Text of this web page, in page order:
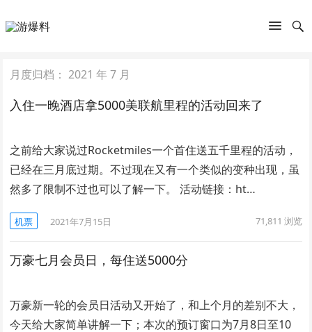
月度归档：2021 年 7 月
入住一晚酒店拿5000美联航里程的活动回来了
之前给大家说过Rocketmiles一个首住送五千里程的活动，
已经在三月底过期。不过现在又有一个类似的变种出现，虽
然多了限制不过也可以了解一下。 活动链接：ht…
机票 2021年7月15日 71,811 浏览
万豪七月会员日，每住送5000分
万豪新一轮的会员日活动又开始了，和上个月的差别不大，
今天给大家简单讲解一下；本次的预订窗口为7月8日至10